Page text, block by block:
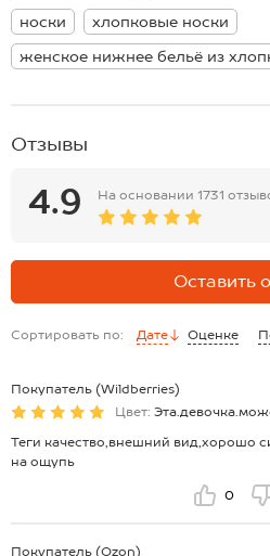
день.
носки
хлопковые носки
женское нижнее бельё из
Отзывы
4.9 На основании 1731
Оставить
Сортировать по: Дате Оценке
Покупатель (Wildberries)
Цвет:
Теги качество,внешний вид,хорошо
на ощупь
0
Покупатель (Ozon)